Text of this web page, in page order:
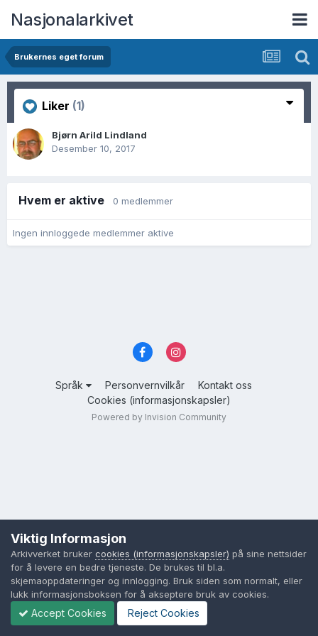
Nasjonalarkivet
Brukernes eget forum
Liker (1)
Bjørn Arild Lindland
Desember 10, 2017
Hvem er aktive 0 medlemmer
Ingen innloggede medlemmer aktive
Språk Personvernvilkår
Kontakt oss
Cookies (informasjonskapsler)
Powered by Invision Community
Viktig Informasjon
Arkivverket bruker cookies (informasjonskapsler) på sine nettsider
for å levere en bedre tjeneste. De brukes til bl.a.
skjemaoppdateringer og innlogging. Bruk siden som normalt, eller
lukk informasjonsboksen for å akseptere bruk av cookies.
Accept Cookies Reject Cookies